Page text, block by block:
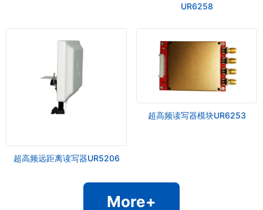
UR6258
超高频远距离读写器UR5206
超高频读写器模块UR6253
More+